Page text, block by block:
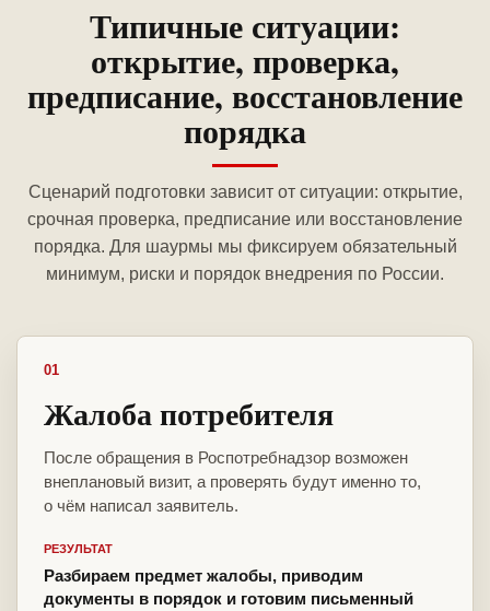
Типичные ситуации:
открытие, проверка,
предписание, восстановление
порядка
Сценарий подготовки зависит от ситуации: открытие,
срочная проверка, предписание или восстановление
порядка. Для шаурмы мы фиксируем обязательный
минимум, риски и порядок внедрения по России.
01
Жалоба потребителя
После обращения в Роспотребнадзор возможен
внеплановый визит, а проверять будут именно то,
о чём написал заявитель.
РЕЗУЛЬТАТ
Разбираем предмет жалобы, приводим
документы в порядок и готовим письменный